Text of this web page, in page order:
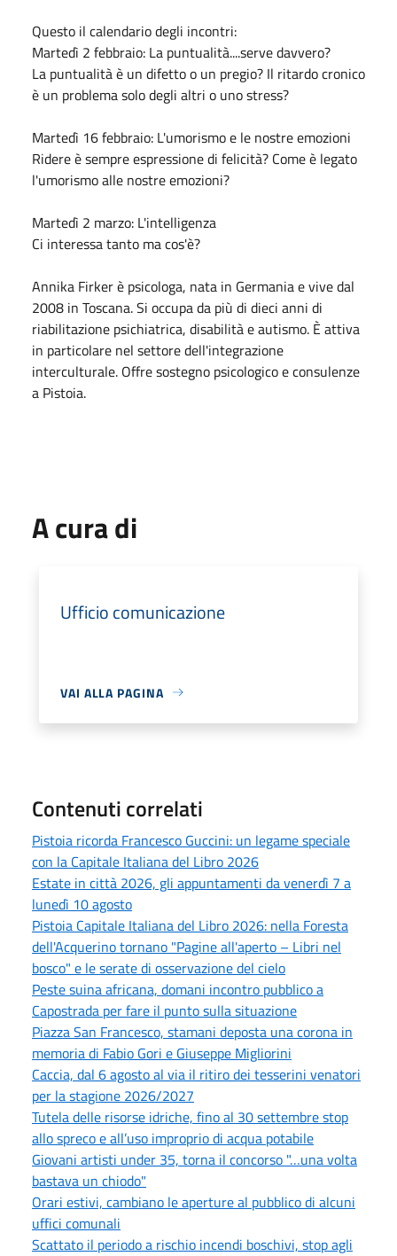
Questo il calendario degli incontri:
Martedì 2 febbraio: La puntualità....serve davvero?
La puntualità è un difetto o un pregio? Il ritardo cronico
è un problema solo degli altri o uno stress?
Martedì 16 febbraio: L'umorismo e le nostre emozioni
Ridere è sempre espressione di felicità? Come è legato
l'umorismo alle nostre emozioni?
Martedì 2 marzo: L'intelligenza
Ci interessa tanto ma cos'è?
Annika Firker è psicologa, nata in Germania e vive dal
2008 in Toscana. Si occupa da più di dieci anni di
riabilitazione psichiatrica, disabilità e autismo. È attiva
in particolare nel settore dell'integrazione
interculturale. Offre sostegno psicologico e consulenze
a Pistoia.
A cura di
Ufficio comunicazione
VAI ALLA PAGINA
Contenuti correlati
Pistoia ricorda Francesco Guccini: un legame speciale
con la Capitale Italiana del Libro 2026
Estate in città 2026, gli appuntamenti da venerdì 7 a
lunedì 10 agosto
Pistoia Capitale Italiana del Libro 2026: nella Foresta
dell'Acquerino tornano "Pagine all'aperto – Libri nel
bosco" e le serate di osservazione del cielo
Peste suina africana, domani incontro pubblico a
Capostrada per fare il punto sulla situazione
Piazza San Francesco, stamani deposta una corona in
memoria di Fabio Gori e Giuseppe Migliorini
Caccia, dal 6 agosto al via il ritiro dei tesserini venatori
per la stagione 2026/2027
Tutela delle risorse idriche, fino al 30 settembre stop
allo spreco e all’uso improprio di acqua potabile
Giovani artisti under 35, torna il concorso "…una volta
bastava un chiodo"
Orari estivi, cambiano le aperture al pubblico di alcuni
uffici comunali
Scattato il periodo a rischio incendi boschivi, stop agli